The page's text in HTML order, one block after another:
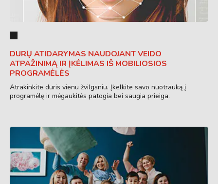
DURŲ ATIDARYMAS NAUDOJANT VEIDO
ATPAŽINIMĄ IR ĮKĖLIMAS IŠ MOBILIOSIOS
PROGRAMĖLĖS
Atrakinkite duris vienu žvilgsniu. Įkelkite savo nuotrauką į
programėlę ir mėgaukitės patogia bei saugia prieiga.